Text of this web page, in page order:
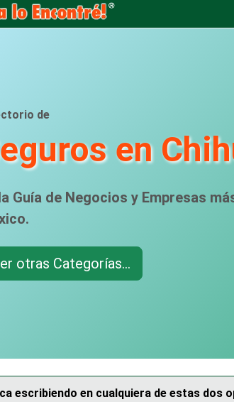
de
en
Guía de Negocios y Empresas
otras Categorías...
escribiendo en cualquiera de estas dos